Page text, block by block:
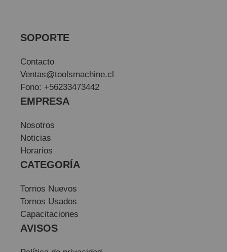
SOPORTE
Contacto
Ventas@toolsmachine.cl
Fono: +56233473442
EMPRESA
Nosotros
Noticias
Horarios
CATEGORÍA
Tornos Nuevos
Tornos Usados
Capacitaciones
AVISOS